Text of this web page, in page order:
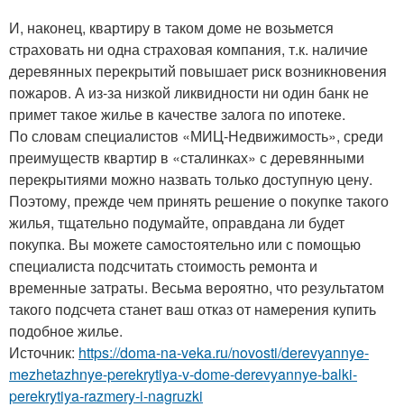
И, наконец, квартиру в таком доме не возьмется
страховать ни одна страховая компания, т.к. наличие
деревянных перекрытий повышает риск возникновения
пожаров. А из-за низкой ликвидности ни один банк не
примет такое жилье в качестве залога по ипотеке.
По словам специалистов «МИЦ-Недвижимость», среди
преимуществ квартир в «сталинках» с деревянными
перекрытиями можно назвать только доступную цену.
Поэтому, прежде чем принять решение о покупке такого
жилья, тщательно подумайте, оправдана ли будет
покупка. Вы можете самостоятельно или с помощью
специалиста подсчитать стоимость ремонта и
временные затраты. Весьма вероятно, что результатом
такого подсчета станет ваш отказ от намерения купить
подобное жилье.
Источник: https://doma-na-veka.ru/novosti/derevyannye-
mezhetazhnye-perekrytiya-v-dome-derevyannye-balki-
perekrytiya-razmery-i-nagruzki